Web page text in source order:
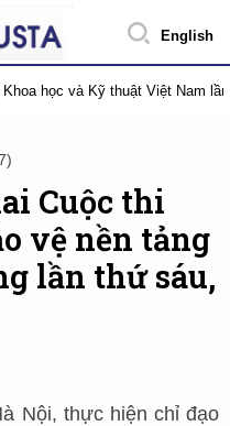
English
học và Kỹ thuật Việt Nam
Cuộc thi
vệ nền tảng
lần thứ sáu,
Nội, thực hiện chỉ đạo